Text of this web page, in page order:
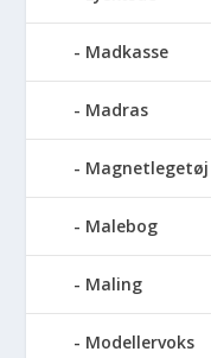
Madkasse
Madras
Magnetlegetøj
Malebog
Maling
Modellervoks